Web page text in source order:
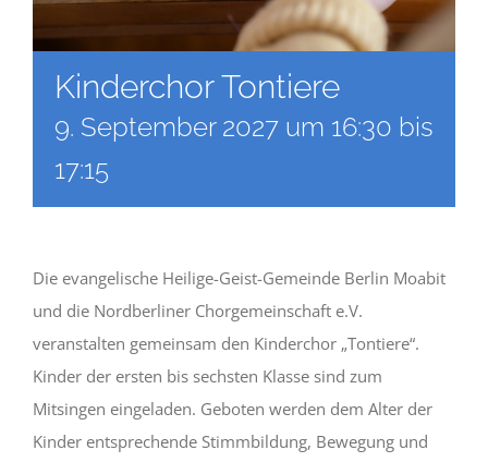
Kinderchor Tontiere
9. September 2027 um 16:30 bis
17:15
Die evangelische Heilige-Geist-Gemeinde Berlin Moabit
und die Nordberliner Chorgemeinschaft e.V.
veranstalten gemeinsam den Kinderchor „Tontiere“.
Kinder der ersten bis sechsten Klasse sind zum
Mitsingen eingeladen. Geboten werden dem Alter der
Kinder entsprechende Stimmbildung, Bewegung und